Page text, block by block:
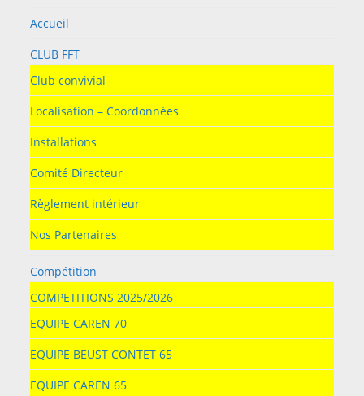
Accueil
CLUB FFT
Club convivial
Localisation – Coordonnées
Installations
Comité Directeur
Règlement intérieur
Nos Partenaires
Compétition
COMPETITIONS 2025/2026
EQUIPE CAREN 70
EQUIPE BEUST CONTET 65
EQUIPE CAREN 65